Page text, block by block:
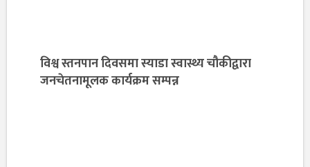
विश्व स्तनपान दिवसमा स्याडा स्वास्थ्य चौकीद्वारा
जनचेतनामूलक कार्यक्रम सम्पन्न